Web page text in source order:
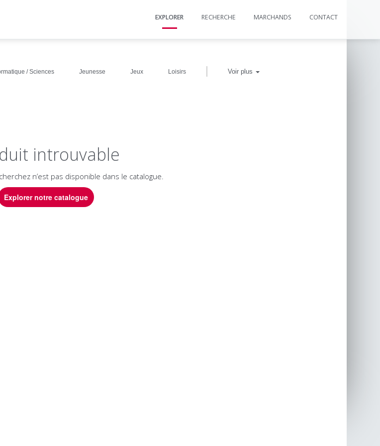
EXPLORER RECHERCHE MARCHANDS CONTACT
/ Sciences Jeunesse Jeux Loisirs | Voir plus
introuvable
n’est pas disponible dans le catalogue.
Explorer notre catalogue